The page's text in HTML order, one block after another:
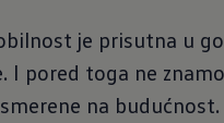
je prisutna u
I pored toga ne
na